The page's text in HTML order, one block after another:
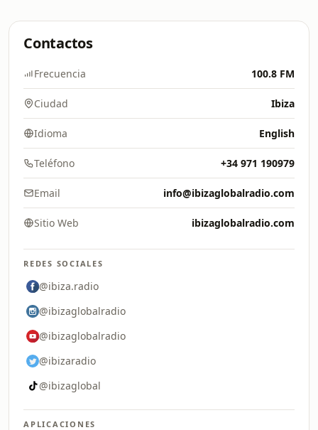
Contactos
Frecuencia 100.8 FM
Ciudad Ibiza
Idioma English
Teléfono +34 971 190979
Email info@ibizaglobalradio.com
Sitio Web ibizaglobalradio.com
REDES SOCIALES
@ibiza.radio
@ibizaglobalradio
@ibizaglobalradio
@ibizaradio
@ibizaglobal
APLICACIONES